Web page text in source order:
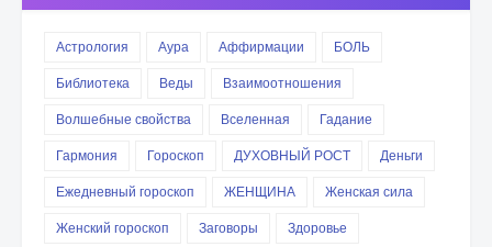
Астрология Аура Аффирмации
БОЛЬ
Библиотека
Веды
Взаимоотношения
Волшебные свойства
Вселенная
Гадание
Гармония
Гороскоп ДУХОВНЫЙ РОСТ
Деньги
Ежедневный гороскоп
ЖЕНЩИНА
Женская сила
Женский гороскоп
Заговоры
Здоровье